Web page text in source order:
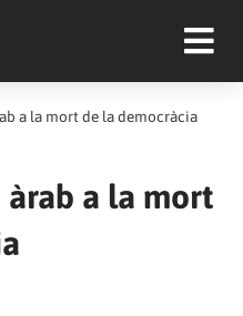
a la mort de la democràcia
a la mort